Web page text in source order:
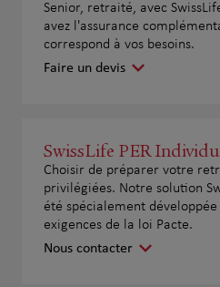
Senior, retraité, avec
avez l'assurance
correspond à vos besoins.
Faire un devis
SwissLife PER
Choisir de préparer votre
privilégiées. Notre solution
été spécialement
exigences de la loi Pacte.
Nous contacter